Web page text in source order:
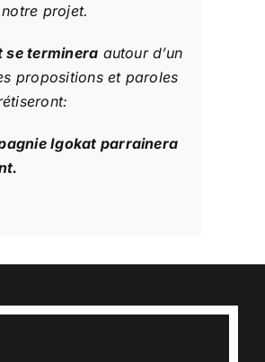
projet.
se terminera autour d’un
propositions et paroles
Igokat parrainera